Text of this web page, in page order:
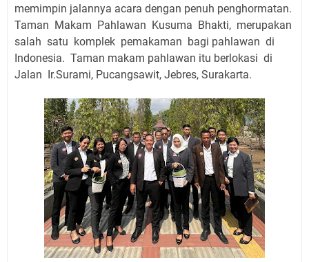
memimpin jalannya acara dengan penuh penghormatan.
Taman Makam Pahlawan Kusuma Bhakti, merupakan
salah satu komplek pemakaman bagi pahlawan di
Indonesia. Taman makam pahlawan itu berlokasi di
Jalan
Ir.Surami, Pucangsawit, Jebres, Surakarta.